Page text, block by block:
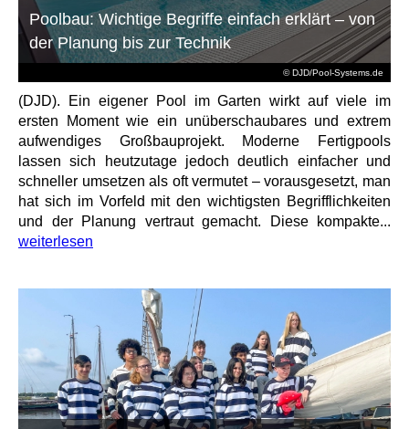
© DJD/Pool-Systems.de
Poolbau: Wichtige Begriffe einfach erklärt – von
der Planung bis zur Technik
(DJD). Ein eigener Pool im Garten wirkt auf viele im
ersten Moment wie ein unüberschaubares und extrem
aufwendiges Großbauprojekt. Moderne Fertigpools
lassen sich heutzutage jedoch deutlich einfacher und
schneller umsetzen als oft vermutet – vorausgesetzt, man
hat sich im Vorfeld mit den wichtigsten Begrifflichkeiten
und der Planung vertraut gemacht. Diese kompakte...
weiterlesen